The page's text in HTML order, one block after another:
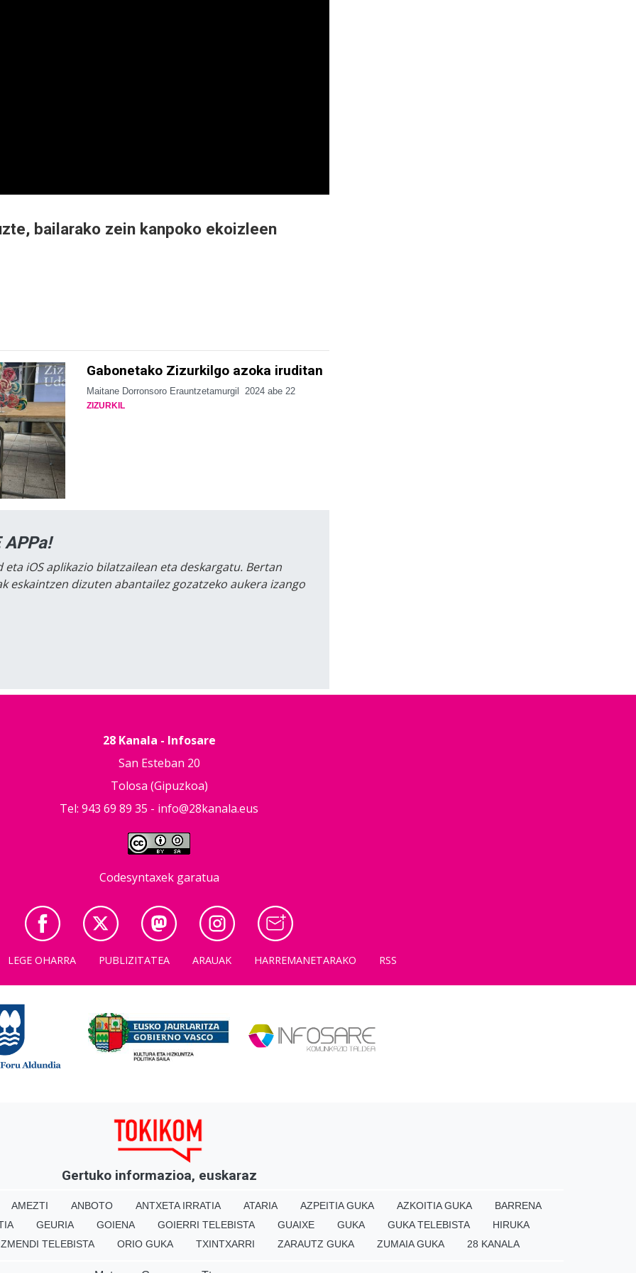
bailarako zein kanpoko ekoizleen
Gabonetako Zizurkilgo azoka iruditan
Maitane Dorronsoro Erauntzetamurgil 2024 abe 22
ZIZURKIL
APPa!
iOS aplikazio bilatzailean eta deskargatu. Bertan
eskaintzen dizuten abantailez gozatzeko aukera izango
28 Kanala - Infosare
San Esteban 20
Tolosa (Gipuzkoa)
Tel: 943 69 89 35 - info@28kanala.eus
Codesyntaxek garatua
LEGE OHARRA PUBLIZITATEA ARAUAK HARREMANETARAKO RSS
Gertuko informazioa, euskaraz
AMEZTI ANBOTO ANTXETA IRRATIA ATARIA AZPEITIA GUKA AZKOITIA GUKA
BARRENA
GEURIA GOIENA GOIERRI TELEBISTA GUAIXE GUKA GUKA TELEBISTA
HIRUKA
TELEBISTA ORIO GUKA TXINTXARRI ZARAUTZ GUKA ZUMAIA GUKA 28 KANALA